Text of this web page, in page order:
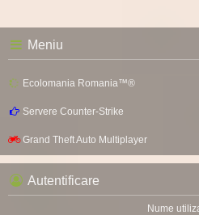
Meniu
Ecolomania Romania™®
Servere Counter-Strike
Grand Theft Auto Multiplayer
Autentificare
Nume